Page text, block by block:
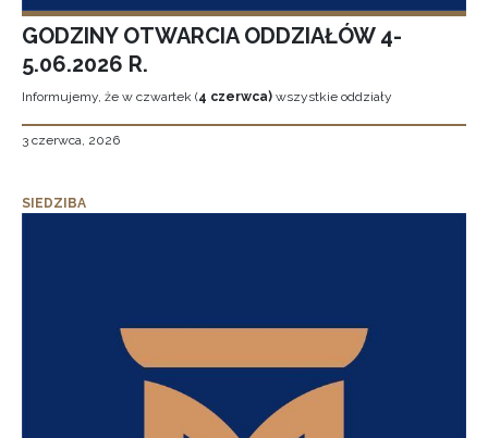
GODZINY OTWARCIA ODDZIAŁÓW 4-
5.06.2026 R.
Informujemy, że w czwartek (4 czerwca) wszystkie oddziały
3 czerwca, 2026
SIEDZIBA